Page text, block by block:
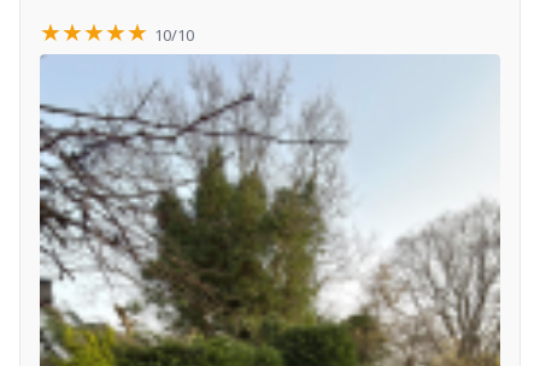
★★★★★ 10/10